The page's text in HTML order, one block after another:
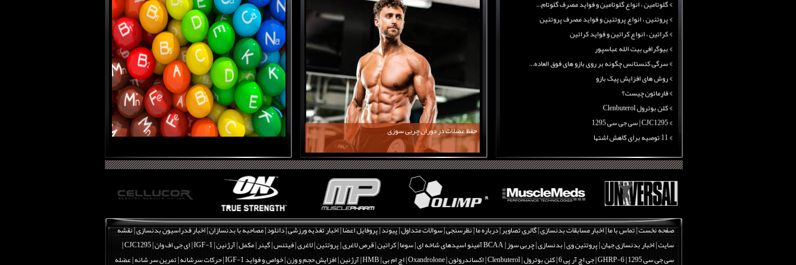
حفظ عضلات در دوران چربی سوزی
گلوتامین ، انواع گلوتامین و فواید مصرف گلوتام...
پروتئین ، انواع پروتئین و فواید مصرف پروتئین
کراتین ، انواع کراتین و فواید کراتین
بیوگرافی بیت الله عباسپور
سرگی کنستانس چگونه بر روی بازو های فوق العاده...
روش های افزایش پیک بازو
فارماتون چیست؟
کلن بوترول Clenbuterol
CJC1295 | سی جی سی 1295
11 توصیه برای کاهش اشتها
چربی سوزی با چای سبز
بیوگرافی علی تبریزی
منابع پروتئینی غیر گوشتی
گلوتامین ، انواع گلوتامین و فواید مصرف گلوتام...
پروتئین ، انواع پروتئین و فواید مصرف پروتئین
کراتین ، انواع کراتین و فواید کراتین
صفحه نخست|تماس با ما|اخبار مسابقات بدنسازی|گالری تصاویر|درباره ما|نظرسنجی|سوالات متداول|پیوند|پروفایل اعضا|اخبار تغذیه ورزشی|دانلود|مصاحبه با بدنسازان|اخبار فدراسیون بدنسازی|نقشه
سایت|اخبار بدنسازی جهان|پروتئین وی|بدنسازی|چربی سوز|BCAA آمینو اسیدهای شاخه ای |سوما|کراتین|قرص لاغری|پروتئین|لاغری|فیتنس|گینر|مکمل|آرژنین|IGF-1 | ای جی اف وان |
CJC1295 |
سی جی سی 1295
|GHRP-6 | جی اچ آر پی 6 |کلن بوترول | Clenbuterol |اکساندرولون | Oxandrolone |اچ ام بی | HMB |آرژنین|افزایش حجم و وزن|خواص و فواید IGF-1 |حرکات سرشانه | تمرین سر شانه | عضله